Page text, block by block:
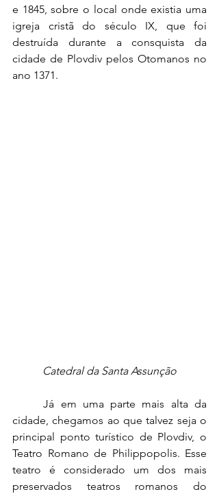
e 1845, sobre o local onde existia uma
igreja cristã do século IX, que foi
destruída durante a consquista da
cidade de Plovdiv pelos Otomanos no
ano 1371.
Catedral da Santa Assunção
	Já em uma pa
rte mais alta da
cidade, chegamos ao que talvez seja o
principal ponto turístico de Plovdiv, o
Teatro Romano de Philippopolis. Esse
teatro é considerado um dos mais
preservados teatros romanos do